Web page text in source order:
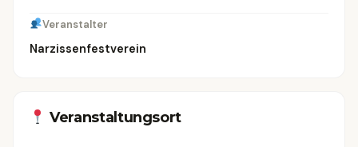
Veranstalter
Narzissenfestverein
Veranstaltungsort